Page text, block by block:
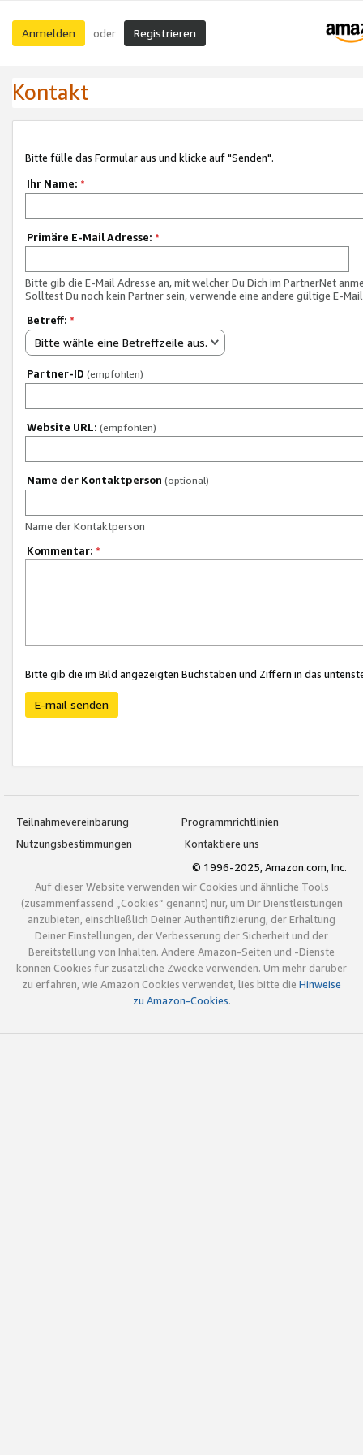
Anmelden oder Registrieren
Kontakt
Bitte fülle das Formular aus und klicke auf "Senden".
Ihr Name: *
Primäre E-Mail Adresse: *
Bitte gib die E-Mail Adresse an, mit welcher Du Dich im PartnerNet
Solltest Du noch kein Partner sein, verwende eine andere gültige E-
Betreff: *
Bitte wähle eine Betreffzeile aus.
Partner-ID (empfohlen)
Website URL: (empfohlen)
Name der Kontaktperson (optional)
Name der Kontaktperson
Kommentar: *
Bitte gib die im Bild angezeigten Buchstaben und Ziffern in das
E-mail senden
Teilnahmevereinbarung
Programmrichtlinien
Nutzungsbestimmungen
Kontaktiere uns
© 1996-2025, Amazon.com, Inc.
Auf dieser Website verwenden wir Cookies und ähnliche Tools
(zusammenfassend „Cookies“ genannt) nur, um Dir Dienstleistungen
anzubieten, einschließlich Deiner Authentifizierung, der Erhaltung
Deiner Einstellungen, der Verbesserung der Sicherheit und der
Bereitstellung von Inhalten. Andere Amazon-Seiten und -Dienste
können Cookies für zusätzliche Zwecke verwenden. Um mehr darüber
zu erfahren, wie Amazon Cookies verwendet, lies bitte die Hinweise
zu Amazon-Cookies.